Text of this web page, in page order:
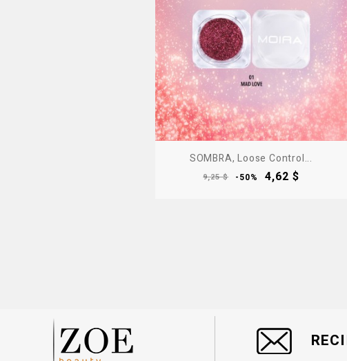
SOMBRA, Loose Control...
Precio
9,25 $ -50% Precio
4,62 $